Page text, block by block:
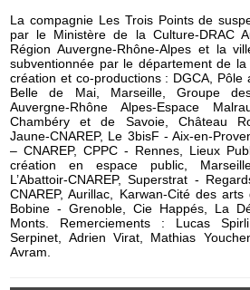
La compagnie Les Trois Points de
par le Ministère de la Culture-DRAC
Région Auvergne-Rhône-Alpes et la
subventionnée par le département de
création et co-productions : DGCA, Pôle
Belle de Mai, Marseille, Groupe
Auvergne-Rhône Alpes-Espace
Chambéry et de Savoie, Château
Jaune-CNAREP, Le 3bisF - Aix-en-
– CNAREP, CPPC - Rennes, Lieux
création en espace public,
L’Abattoir-CNAREP, Superstrat -
CNAREP, Aurillac, Karwan-Cité des
Bobine - Grenoble, Cie Happés, La
Monts. Remerciements : Lucas
Serpinet, Adrien Virat, Mathias
Avram.